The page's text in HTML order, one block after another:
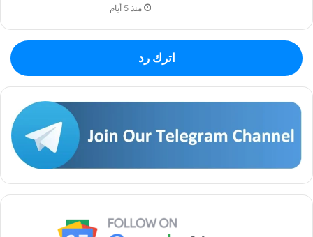
منذ 5 أيام
اترك رد